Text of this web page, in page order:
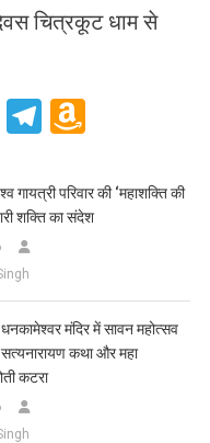
चित्रकूट धाम से
LinkedIn
Telegram
List
गायत्री परिवार की ‘महाशक्ति की
शक्ति का संदेश
मंदिर में सावन महोत्सव
कथा और महा
कटरा